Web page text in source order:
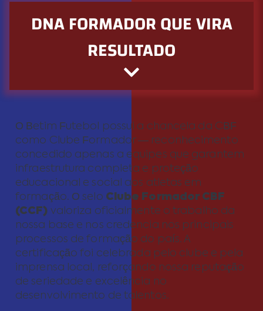
DNA FORMADOR QUE VIRA
RESULTADO
O Betim Futebol possui a chancela da CBF
como Clube Formador — reconhecimento
concedido apenas a equipes que garantem
infraestrutura completa e proteção
educacional e social aos atletas em
formação. O selo Clube Formador CBF
(CCF) valoriza oficialmente o trabalho da
nossa base e nos credencia nos principais
processos de formação do país. A
certificação foi celebrada pelo clube e pela
imprensa local, reforçando nossa reputação
de seriedade e excelência no
desenvolvimento de talentos.